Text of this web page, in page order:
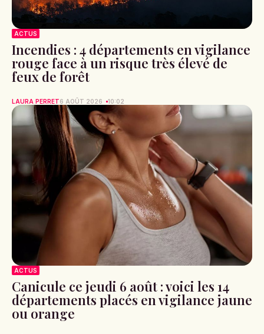
ACTUS
Incendies : 4 départements en vigilance
rouge face à un risque très élevé de
feux de forêt
LAURA PERRET6 AOÛT 2026 10:02
ACTUS
Canicule ce jeudi 6 août : voici les 14
départements placés en vigilance jaune
ou orange